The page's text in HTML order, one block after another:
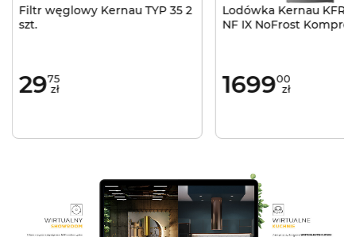
Filtr węglowy Kernau TYP 35 2
szt.
2975
zł
Lodówka Kernau KFRC
NF IX NoFrost
169900
zł